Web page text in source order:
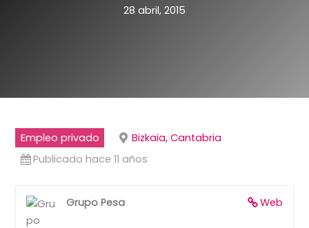
28 abril, 2015
Empleo privado
Bizkaia, Cantabria
Publicado hace 11 años
Web
Grupo Pesa